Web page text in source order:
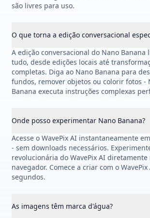
são livres para uso.
O que torna a edição conversacional
A edição conversacional do Nano Banana
tudo, desde edições locais até
completas. Diga ao Nano Banana para
fundos, remover objetos ou colorir fotos -
Banana executa instruções complexas
Onde posso experimentar Nano Banana?
Acesse o WavePix AI instantaneamente em
- sem downloads necessários.
revolucionária do WavePix AI diretamente
navegador. Comece a criar com o WavePix
segundos.
As imagens têm marca d'água?